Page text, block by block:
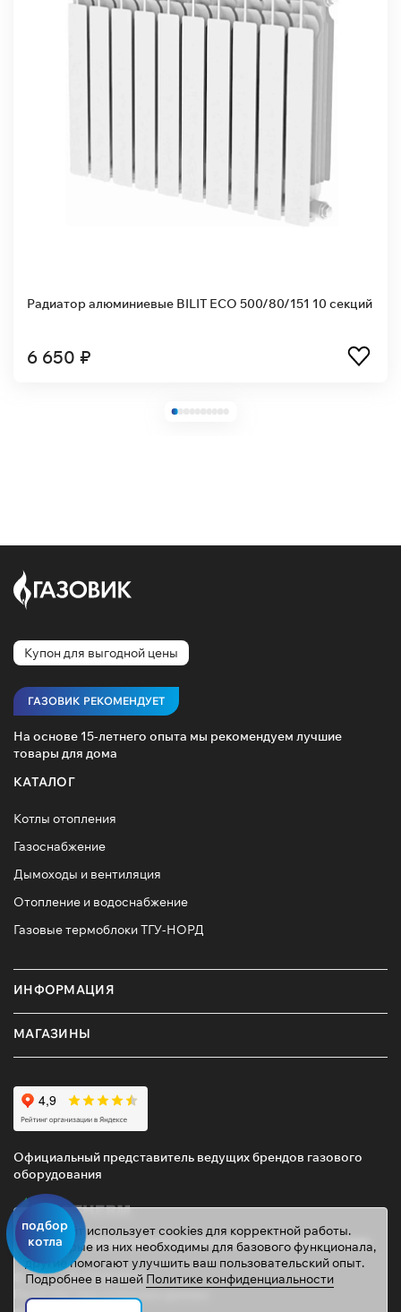
подбор
котла
Радиатор алюминиевые BILIT ECO 500/80/151 10 секций
6 650 ₽
Купон для выгодной цены
ГАЗОВИК РЕКОМЕНДУЕТ
На основе 15-летнего опыта мы рекомендуем лучшие
товары для дома
КАТАЛОГ
Котлы отопления
Газоснабжение
Дымоходы и вентиляция
Отопление и водоснабжение
Газовые термоблоки ТГУ-НОРД
ИНФОРМАЦИЯ
МАГАЗИНЫ
Официальный представитель ведущих брендов газового
оборудования
© 2026 ТД «ГАЗОВИК»
Политика персональных данных
Этот сайт использует cookies для корректной работы.
Некоторые из них необходимы для базового функционала,
другие помогают улучшить ваш пользовательский опыт.
Подробнее в нашей Политике конфиденциальности